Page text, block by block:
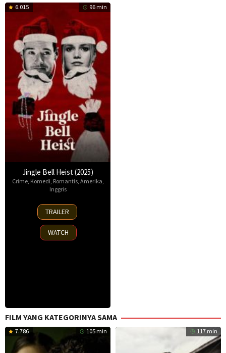
6.015 96 min
Jingle Bell Heist (2025)
Crime, Komedi Romantis, Amerika
Inggris
25
Nov
2025
TRAILER
WATCH
FILM YANG KATEGORINYA SAMA
7.786 105 min 117 min